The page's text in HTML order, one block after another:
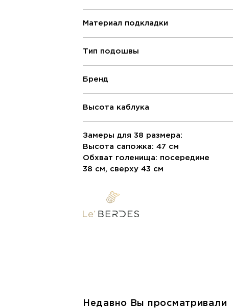
Материал подкладки
Тип подошвы
Бренд
Высота каблука
Замеры для 38 размера:
Высота сапожка: 47 см
Обхват голенища: посередине
38 см, сверху 43 см
Недавно Вы просматривали